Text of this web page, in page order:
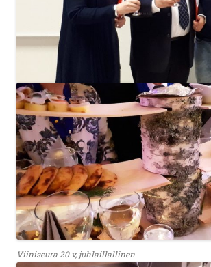
Viiniseura 20 v, juhlaillallinen